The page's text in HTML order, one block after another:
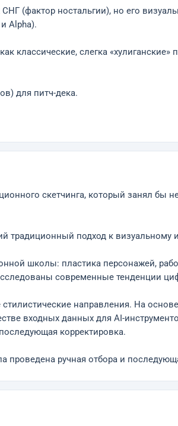
(фактор ностальгии), но его
Alpha).
классические, слегка
для питч-дека.
скетчинга, который занял бы
традиционный подход к визуальному
школы: пластика персонажей,
современные тенденции
направления. На
входных данных для AI-
корректировка.
ручная отбора и